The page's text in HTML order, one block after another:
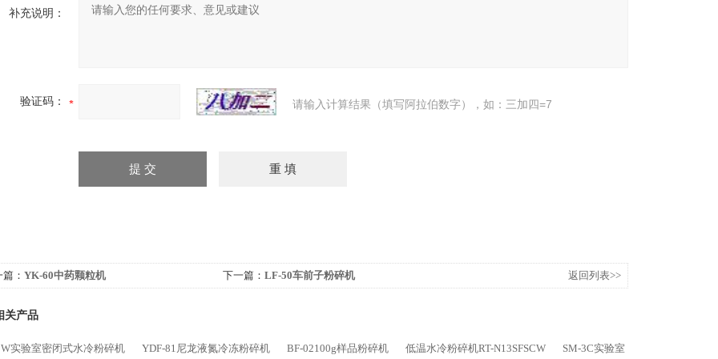
补充说明：
验证码： 请输入计算结果（填写阿拉伯数字），如：三加四=7
： YK-60中药颗粒机 下一篇： LF-50车前子粉碎机 返回列表>>
关产品
实验室密闭式水冷粉碎机 YDF-81尼龙液氮冷冻粉碎机 BF-02100g样品粉碎机 低温水冷粉碎机RT-N13SFSCW SM-3C实验室